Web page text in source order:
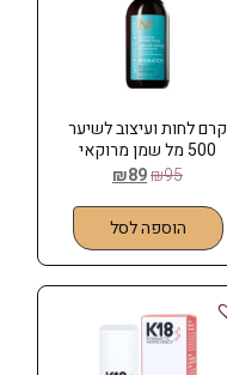
קרם לחות ועיצוב לשיער
500 מל שמן מרוקאי
MOROCCANOIL
₪95
₪89
הוספה לסל